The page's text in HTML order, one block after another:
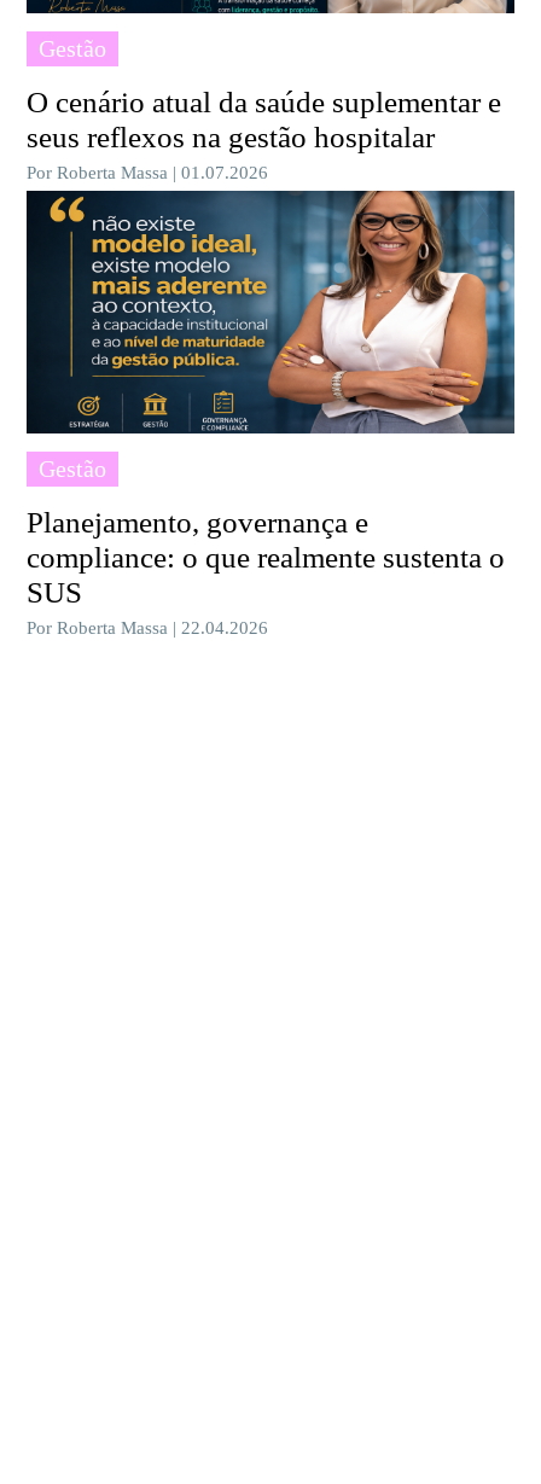
Gestão
O cenário atual da saúde suplementar e
seus reflexos na gestão hospitalar
Por Roberta Massa | 01.07.2026
Gestão
Planejamento, governança e
compliance: o que realmente sustenta o
SUS
Por Roberta Massa | 22.04.2026